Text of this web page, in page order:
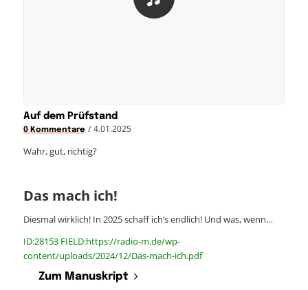
Auf dem Prüfstand
0 Kommentare / 4.01.2025
Wahr, gut, richtig?
Das mach ich!
Diesmal wirklich! In 2025 schaff ich‘s endlich! Und was, wenn…
ID:28153 FIELD:https://radio-m.de/wp-
content/uploads/2024/12/Das-mach-ich.pdf
Zum Manuskript